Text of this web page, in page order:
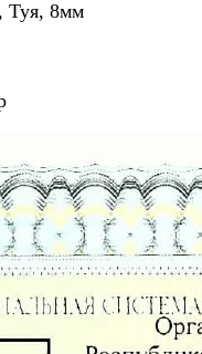
Туя, 8мм